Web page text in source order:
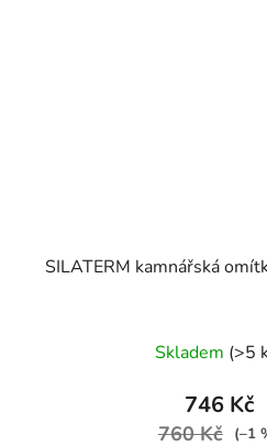
SILATERM kamnářská
Skladem (>5
746 Kč
760 Kč (–1